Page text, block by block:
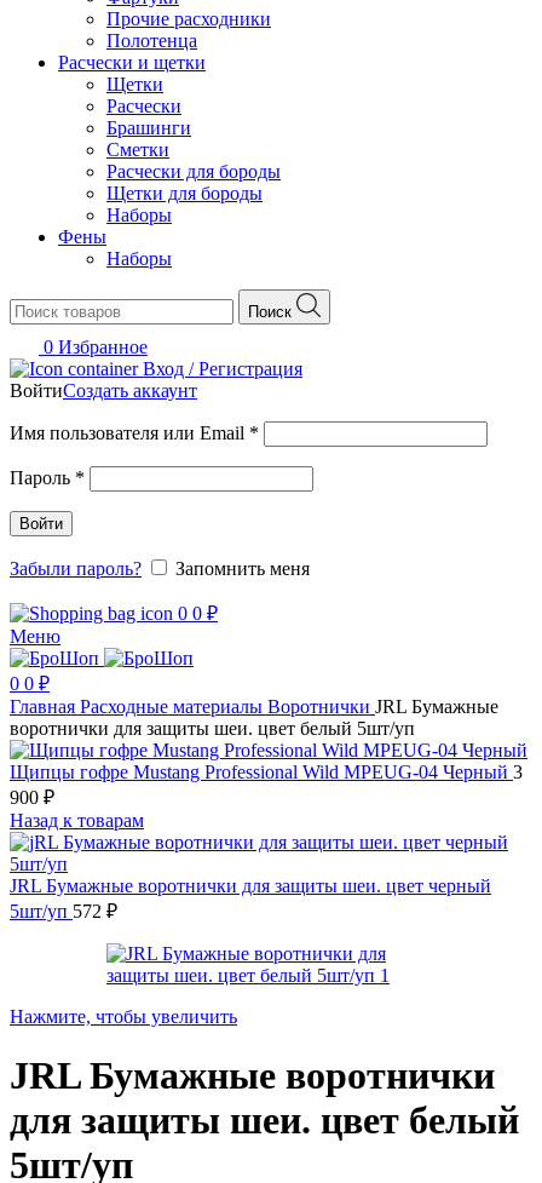
Прочие расходники
Полотенца
Расчески и щетки
Щетки
Расчески
Брашинги
Сметки
Расчески для бороды
Щетки для бороды
Наборы
Фены
Наборы
Поиск
0 Избранное
Вход / Регистрация
ВойтиСоздать аккаунт
Имя пользователя или Email *
Пароль *
Войти
Забыли пароль? Запомнить меня
0 0 ₽
Меню
0 0 ₽
Главная Расходные материалы Воротнички JRL Бумажные
воротнички для защиты шеи. цвет белый 5шт/уп
Щипцы гофре Mustang Professional Wild MPEUG-04 Черный 3
900 ₽
Назад к товарам
JRL Бумажные воротнички для защиты шеи. цвет черный
5шт/уп 572 ₽
Нажмите, чтобы увеличить
JRL Бумажные воротнички
для защиты шеи. цвет белый
5шт/уп